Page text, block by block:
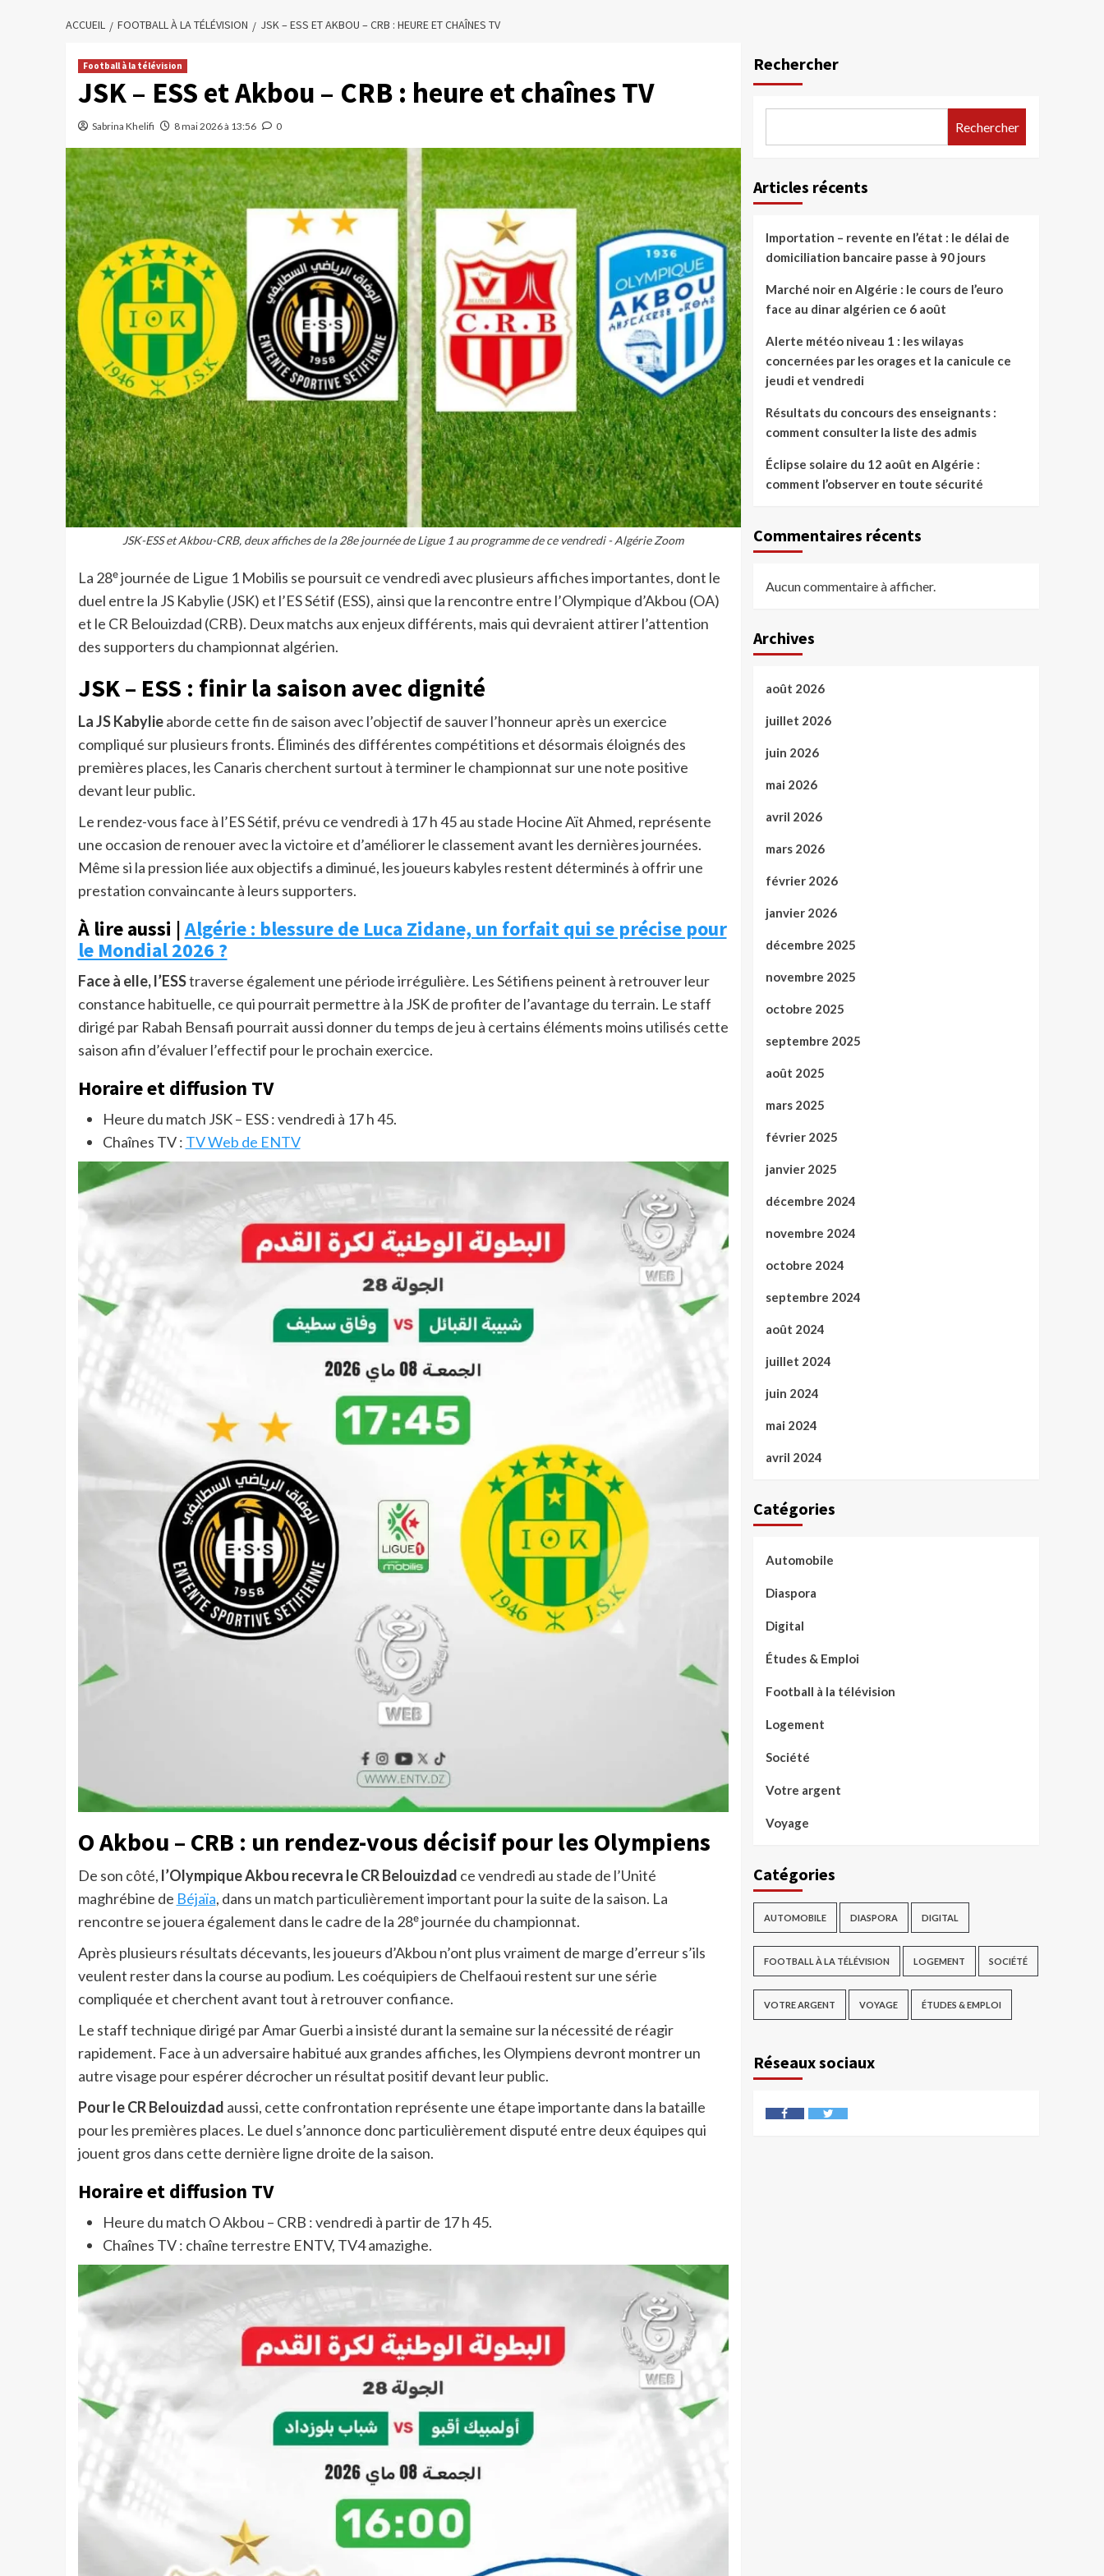
ACCUEIL FOOTBALL À LA TÉLÉVISION JSK – ESS ET AKBOU – CRB : HEURE ET CHAÎNES TV
Football à la télévision
JSK – ESS et Akbou – CRB : heure et chaînes TV
Sabrina Khelifi 8 mai 2026 à 13:56 0
JSK-ESS et Akbou-CRB, deux affiches de la 28e journée de Ligue 1 au programme de ce vendredi - Algérie Zoom
La 28ᵉ journée de Ligue 1 Mobilis se poursuit ce vendredi avec plusieurs affiches importantes, dont le
duel entre la JS Kabylie (JSK) et l’ES Sétif (ESS), ainsi que la rencontre entre l’Olympique d’Akbou (OA)
et le CR Belouizdad (CRB). Deux matchs aux enjeux différents, mais qui devraient attirer l’attention
des supporters du championnat algérien.
JSK – ESS : finir la saison avec dignité
La JS Kabylieaborde cette fin de saison avec l’objectif de sauver l’honneur après un exercice
compliqué sur plusieurs fronts. Éliminés des différentes compétitions et désormais éloignés des
premières places, les Canaris cherchent surtout à terminer le championnat sur une note positive
devant leur public.
Le rendez-vous face à l’ES Sétif, prévu ce vendredi à 17 h 45 au stade Hocine Aït Ahmed, représente
une occasion de renouer avec la victoire et d’améliorer le classement avant les dernières journées.
Même si la pression liée aux objectifs a diminué, les joueurs kabyles restent déterminés à offrir une
prestation convaincante à leurs supporters.
À lire aussi |Algérie : blessure de Luca Zidane, un forfait qui se précise pour
le Mondial 2026 ?
Face à elle, l’ESStraverse également une période irrégulière. Les Sétifiens peinent à retrouver leur
constance habituelle, ce qui pourrait permettre à la JSK de profiter de l’avantage du terrain. Le staff
dirigé par Rabah Bensafi pourrait aussi donner du temps de jeu à certains éléments moins utilisés cette
saison afin d’évaluer l’effectif pour le prochain exercice.
Horaire et diffusion TV
Heure du match JSK – ESS : vendredi à 17 h 45.
Chaînes TV : TV Web de ENTV
O Akbou – CRB : un rendez-vous décisif pour les Olympiens
De son côté, l’Olympique Akbou recevra le CR Belouizdad ce vendredi au stade de l’Unité
maghrébine de Béjaïa, dans un match particulièrement important pour la suite de la saison. La
rencontre se jouera également dans le cadre de la 28ᵉ journée du championnat.
Après plusieurs résultats décevants, les joueurs d’Akbou n’ont plus vraiment de marge d’erreur s’ils
veulent rester dans la course au podium. Les coéquipiers de Chelfaoui restent sur une série
compliquée et cherchent avant tout à retrouver confiance.
Le staff technique dirigé par Amar Guerbi a insisté durant la semaine sur la nécessité de réagir
rapidement. Face à un adversaire habitué aux grandes affiches, les Olympiens devront montrer un
autre visage pour espérer décrocher un résultat positif devant leur public.
Pour le CR Belouizdad aussi, cette confrontation représente une étape importante dans la bataille
pour les premières places. Le duel s’annonce donc particulièrement disputé entre deux équipes qui
jouent gros dans cette dernière ligne droite de la saison.
Horaire et diffusion TV
Heure du match O Akbou – CRB : vendredi à partir de 17 h 45.
Chaînes TV : chaîne terrestre ENTV, TV4 amazighe.
Rechercher
Rechercher
Articles récents
Importation – revente en l’état : le délai de
domiciliation bancaire passe à 90 jours
Marché noir en Algérie : le cours de l’euro
face au dinar algérien ce 6 août
Alerte météo niveau 1 : les wilayas
concernées par les orages et la canicule ce
jeudi et vendredi
Résultats du concours des enseignants :
comment consulter la liste des admis
Éclipse solaire du 12 août en Algérie :
comment l’observer en toute sécurité
Commentaires récents
Aucun commentaire à afficher.
Archives
août 2026
juillet 2026
juin 2026
mai 2026
avril 2026
mars 2026
février 2026
janvier 2026
décembre 2025
novembre 2025
octobre 2025
septembre 2025
août 2025
mars 2025
février 2025
janvier 2025
décembre 2024
novembre 2024
octobre 2024
septembre 2024
août 2024
juillet 2024
juin 2024
mai 2024
avril 2024
Catégories
Automobile
Diaspora
Digital
Études & Emploi
Football à la télévision
Logement
Société
Votre argent
Voyage
Catégories
AUTOMOBILE DIASPORA DIGITAL
FOOTBALL À LA TÉLÉVISION LOGEMENT SOCIÉTÉ
VOTRE ARGENT VOYAGE ÉTUDES & EMPLOI
Réseaux sociaux